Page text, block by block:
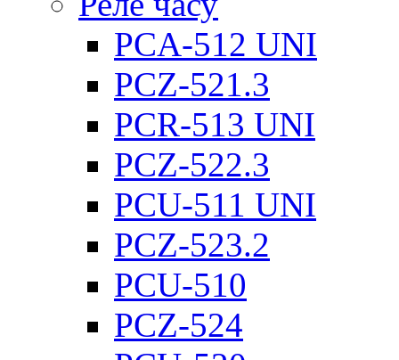
PCA-512 UNI
PCZ-521.3
PCR-513 UNI
PCZ-522.3
PCU-511 UNI
PCZ-523.2
PCU-510
PCZ-524